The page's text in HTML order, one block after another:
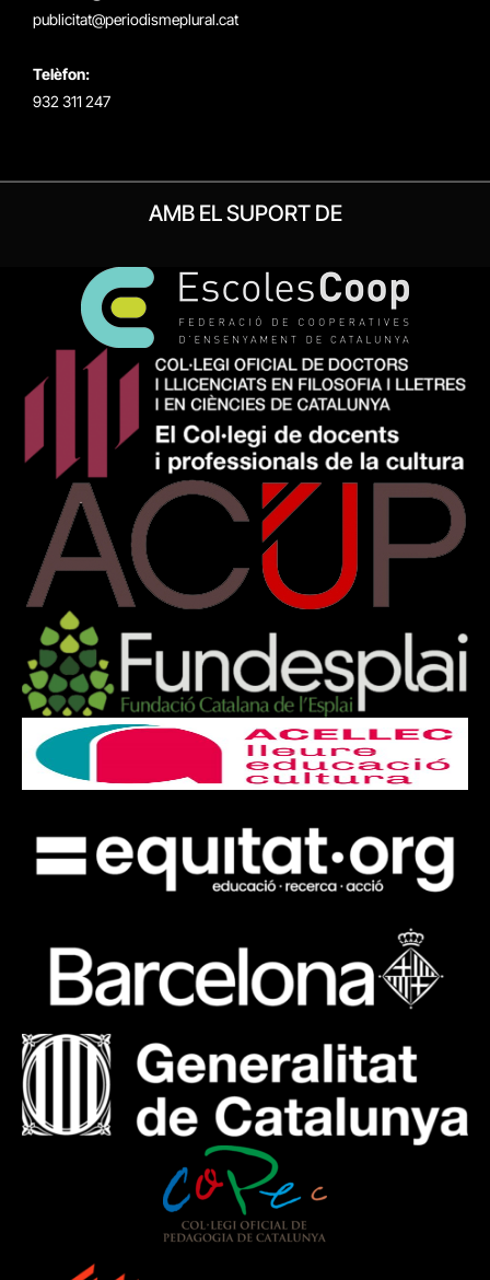
publicitat@periodismeplural.cat
Telèfon:
932 311 247
AMB EL SUPORT DE